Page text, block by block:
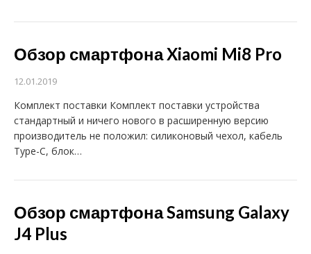
Обзор смартфона Xiaomi Mi8 Pro
12.01.2019
Комплект поставки Комплект поставки устройства
стандартный и ничего нового в расширенную версию
производитель не положил: силиконовый чехол, кабель
Type-C, блок…
Обзор смартфона Samsung Galaxy
J4 Plus